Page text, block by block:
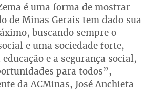
é uma forma de mostrar
de Minas Gerais tem dado sua
buscando sempre o
e uma sociedade forte,
e a segurança social,
para todos”,
da ACMinas, José Anchieta